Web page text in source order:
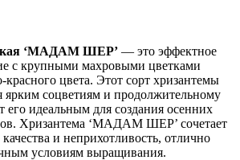
‘МАДАМ ШЕР’ — это эффектное
с крупными махровыми цветками
цвета. Этот сорт хризантемы
ярким соцветиям и продолжительному
его идеальным для создания осенних
Хризантема ‘МАДАМ ШЕР’ сочетает
и неприхотливость, отлично
условиям выращивания.